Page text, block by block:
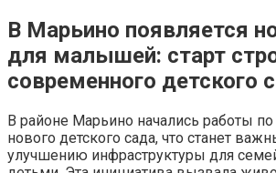
В Марьино появляется
для малышей: старт
современного детского
В районе Марьино начались работы
нового детского сада, что станет
улучшению инфраструктуры для